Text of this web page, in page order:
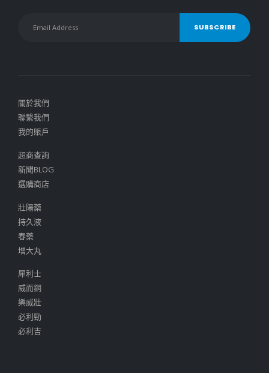
關於我們
聯繫我們
我的賬戶
超商查詢
新聞BLOG
選購商店
壯陽藥
持久液
春藥
增大丸
犀利士
威而鋼
樂威壯
必利勁
必利吉